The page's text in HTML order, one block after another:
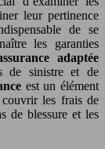
leur pertinence
de se
les garanties
adaptée
de sinistre et de
est un élément
les frais de
de blessure et les